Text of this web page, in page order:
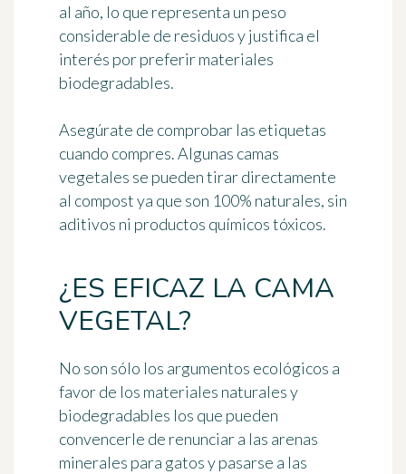
al año, lo que representa un peso
considerable de residuos y justifica el
interés por preferir materiales
biodegradables.
Asegúrate de comprobar las etiquetas
cuando compres.Algunas camas
vegetales se pueden tirar directamente
al compost ya que son 100% naturales, sin
aditivos ni productos químicos tóxicos.
¿ES EFICAZ LA CAMA
VEGETAL?
No son sólo los argumentos ecológicos a
favor de los materiales naturales y
biodegradables los que pueden
convencerle de renunciar a las arenas
minerales para gatos y pasarse a las